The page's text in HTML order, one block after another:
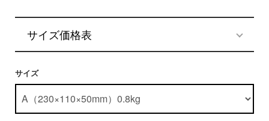
サイズ価格表
サイズ